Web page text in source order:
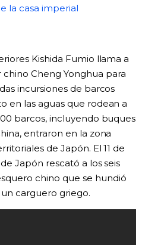
la casa imperial
Kishida Fumio llama a
Cheng Yonghua para
incursiones de barcos
en las aguas que rodean a
barcos, incluyendo buques
entraron en la zona
de Japón. El 11 de
Japón rescató a los seis
chino que se hundió
carguero griego.